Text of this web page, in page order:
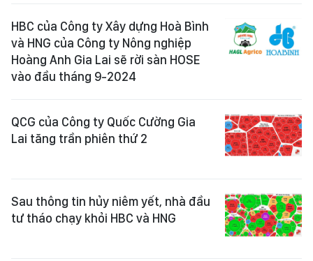
HBC của Công ty Xây dựng Hoà Bình
và HNG của Công ty Nông nghiệp
Hoàng Anh Gia Lai sẽ rời sàn HOSE
vào đầu tháng 9-2024
QCG của Công ty Quốc Cường Gia
Lai tăng trần phiên thứ 2
Sau thông tin hủy niêm yết, nhà đầu
tư tháo chạy khỏi HBC và HNG